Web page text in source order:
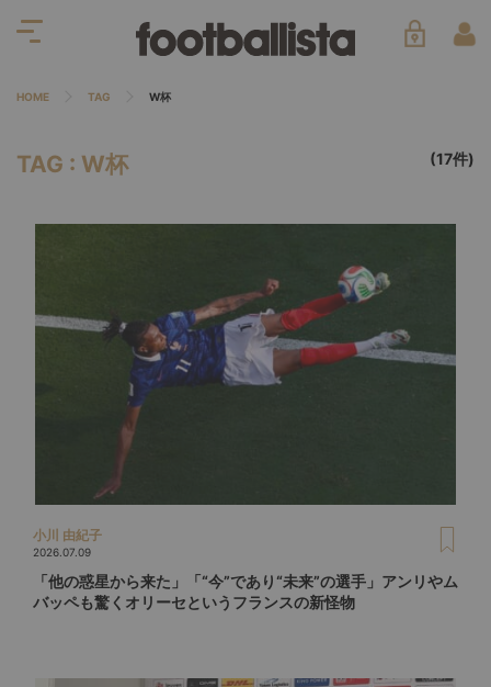
HOME TAG W杯
TAG : W杯 (17件)
小川 由紀子
2026.07.09
「他の惑星から来た」「“今”であり“未来”の選手」アンリやム
バッペも驚くオリーセというフランスの新怪物